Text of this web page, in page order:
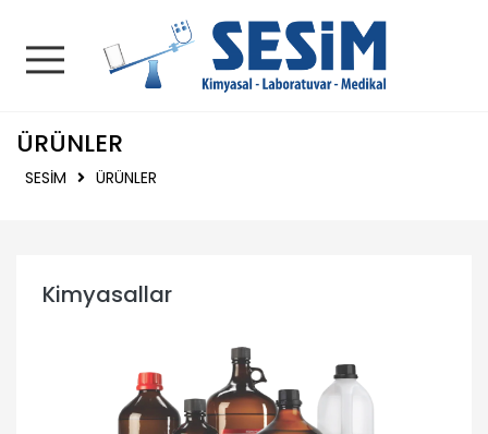
SESİM | Kimyasal -
ÜRÜNLER
SESİM ÜRÜNLER
Kimyasallar